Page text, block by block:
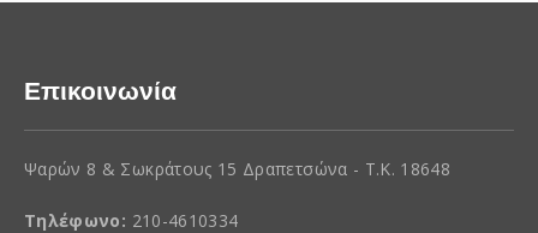
Επικοινωνία
Ψαρών 8 & Σωκράτους 15 Δραπετσώνα - Τ.Κ. 18648
Τηλέφωνο: 210-4610334